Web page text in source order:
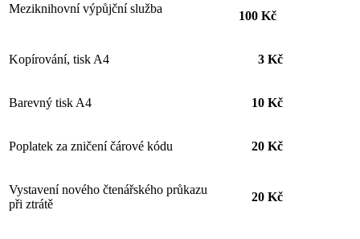
Meziknihovní výpůjční služba
100 Kč
Kopírování, tisk A4 3 Kč
Barevný tisk A4 10 Kč
Poplatek za zničení čárové kódu 20 Kč
Vystavení nového čtenářského průkazu
při ztrátě
20 Kč